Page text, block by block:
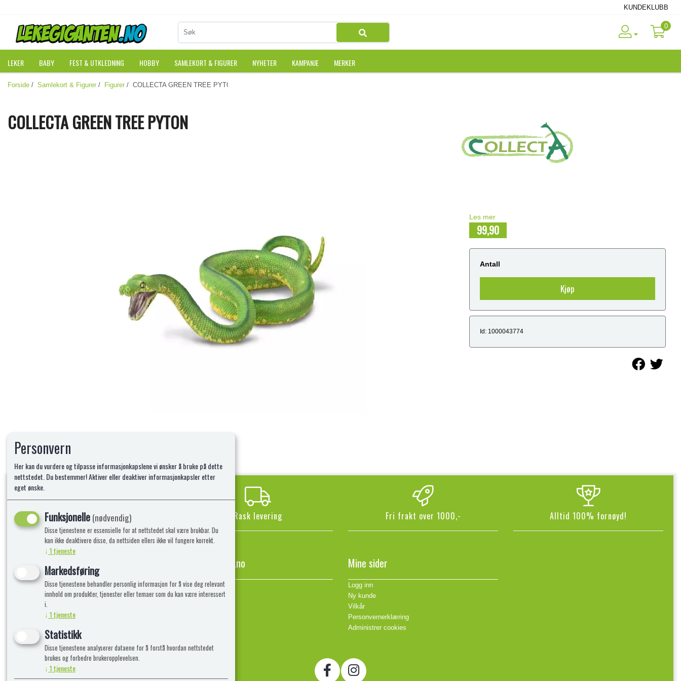
KUNDEKLUBB
0
LEKER BABY FEST & UTKLEDNING HOBBY SAMLEKORT & FIGURER NYHETER KAMPANJE MERKER
Forside / Samlekort & Figurer / Figurer / COLLECTA GREEN TREE PYTON
COLLECTA GREEN TREE PYTON
Les mer
99,90
Antall
Kjøp
Id: 1000043774
Kvalitetsprodukter! Rask levering Fri frakt over 1000,- Alltid 100% fornøyd!
Informasjon
Frakt, Retur og Reklamasjon
Lekegiganten.no
Kontakt oss
Om oss
Mine sider
Logg inn
Ny kunde
Vilkår
Personvernerklæring
Administrer cookies
Personvern
Her kan du vurdere og tilpasse informasjonkapslene vi ønsker å bruke på dette
nettstedet. Du bestemmer! Aktiver eller deaktiver informasjonkapsler etter
eget ønske.
Funksjonelle(nødvendig)
Disse tjenestene er essensielle for at nettstedet skal være brukbar. Du
kan ikke deaktivere disse, da nettsiden ellers ikke vil fungere korrekt.
↓ 1tjeneste
Markedsføring
Disse tjenestene behandler personlig informasjon for å vise deg relevant
innhold om produkter, tjenester eller temaer som du kan være interessert
i.
↓ 1tjeneste
Statistikk
Disse tjenestene analyserer dataene for å forstå hvordan nettstedet
brukes og forbedre brukeropplevelsen.
↓ 1tjeneste